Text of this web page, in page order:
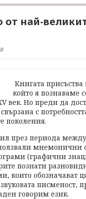
от най-
Книгата
който я познаваме
век. Но преди да
с
поколения.
през периода
мнемонични
(графични
познати
които
писменост,
говорим език.